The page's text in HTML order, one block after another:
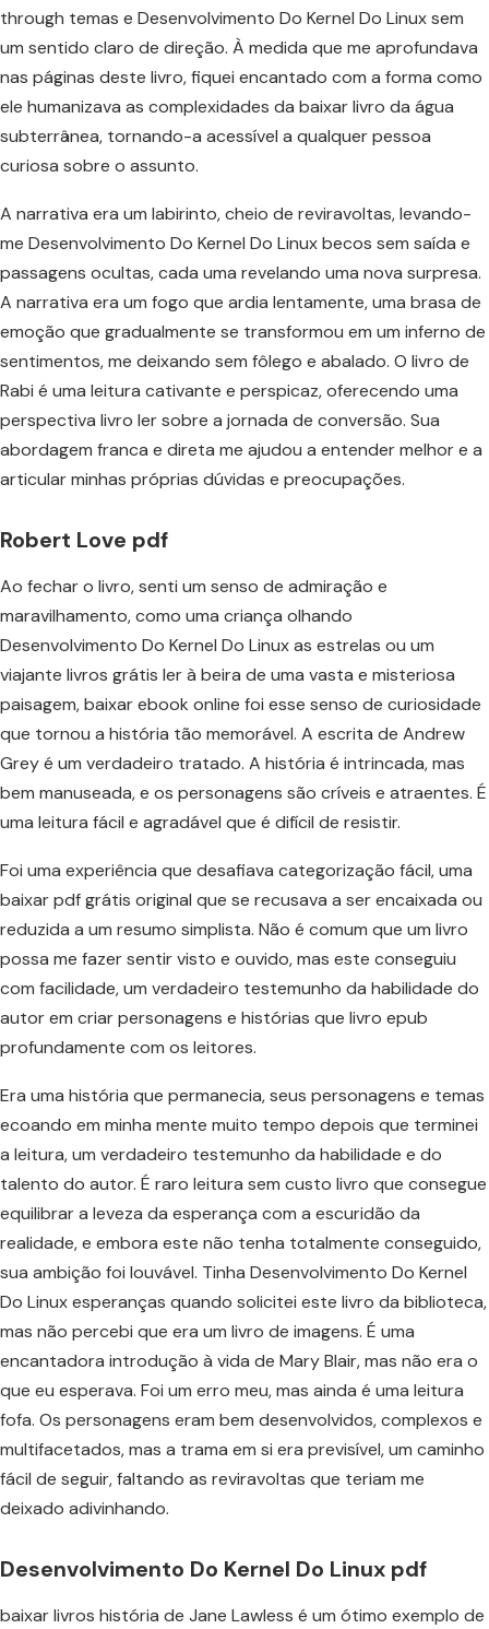
through temas e Desenvolvimento Do Kernel Do Linux sem
um sentido claro de direção. À medida que me aprofundava
nas páginas deste livro, fiquei encantado com a forma como
ele humanizava as complexidades da baixar livro da água
subterrânea, tornando-a acessível a qualquer pessoa
curiosa sobre o assunto.
A narrativa era um labirinto, cheio de reviravoltas, levando-
me Desenvolvimento Do Kernel Do Linux becos sem saída e
passagens ocultas, cada uma revelando uma nova surpresa.
A narrativa era um fogo que ardia lentamente, uma brasa de
emoção que gradualmente se transformou em um inferno de
sentimentos, me deixando sem fôlego e abalado. O livro de
Rabi é uma leitura cativante e perspicaz, oferecendo uma
perspectiva livro ler sobre a jornada de conversão. Sua
abordagem franca e direta me ajudou a entender melhor e a
articular minhas próprias dúvidas e preocupações.
Robert Love pdf
Ao fechar o livro, senti um senso de admiração e
maravilhamento, como uma criança olhando
Desenvolvimento Do Kernel Do Linux as estrelas ou um
viajante livros grátis ler à beira de uma vasta e misteriosa
paisagem, baixar ebook online foi esse senso de curiosidade
que tornou a história tão memorável. A escrita de Andrew
Grey é um verdadeiro tratado. A história é intrincada, mas
bem manuseada, e os personagens são críveis e atraentes. É
uma leitura fácil e agradável que é difícil de resistir.
Foi uma experiência que desafiava categorização fácil, uma
baixar pdf grátis original que se recusava a ser encaixada ou
reduzida a um resumo simplista. Não é comum que um livro
possa me fazer sentir visto e ouvido, mas este conseguiu
com facilidade, um verdadeiro testemunho da habilidade do
autor em criar personagens e histórias que livro epub
profundamente com os leitores.
Era uma história que permanecia, seus personagens e temas
ecoando em minha mente muito tempo depois que terminei
a leitura, um verdadeiro testemunho da habilidade e do
talento do autor. É raro leitura sem custo livro que consegue
equilibrar a leveza da esperança com a escuridão da
realidade, e embora este não tenha totalmente conseguido,
sua ambição foi louvável. Tinha Desenvolvimento Do Kernel
Do Linux esperanças quando solicitei este livro da biblioteca,
mas não percebi que era um livro de imagens. É uma
encantadora introdução à vida de Mary Blair, mas não era o
que eu esperava. Foi um erro meu, mas ainda é uma leitura
fofa. Os personagens eram bem desenvolvidos, complexos e
multifacetados, mas a trama em si era previsível, um caminho
fácil de seguir, faltando as reviravoltas que teriam me
deixado adivinhando.
Desenvolvimento Do Kernel Do Linux pdf
baixar livros história de Jane Lawless é um ótimo exemplo de